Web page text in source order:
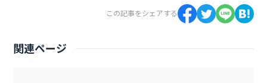
この記事をシェアする
関連ページ